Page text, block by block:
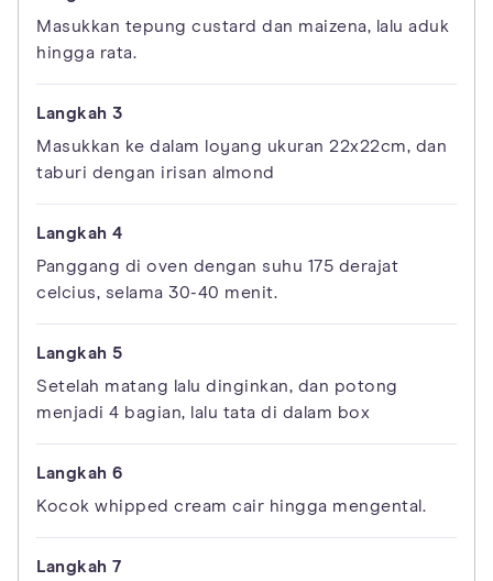
Masukkan tepung custard dan maizena, lalu aduk
hingga rata.
Masukkan ke dalam loyang ukuran 22x22cm, dan
taburi dengan irisan almond
Panggang di oven dengan suhu 175 derajat
celcius, selama 30-40 menit.
Setelah matang lalu dinginkan, dan potong
menjadi 4 bagian, lalu tata di dalam box
Kocok whipped cream cair hingga mengental.